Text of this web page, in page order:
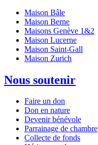
Maison Bâle
Maison Berne
Maisons Genève 1&2
Maison Lucerne
Maison Saint-Gall
Maison Zurich
Nous soutenir
Faire un don
Don en nature
Devenir bénévole
Parrainage de chambre
Collecte de fonds